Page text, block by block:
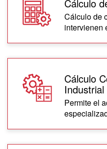
Cálculo
Cálculo de
intervienen
Cálculo
Industrial
Permite el